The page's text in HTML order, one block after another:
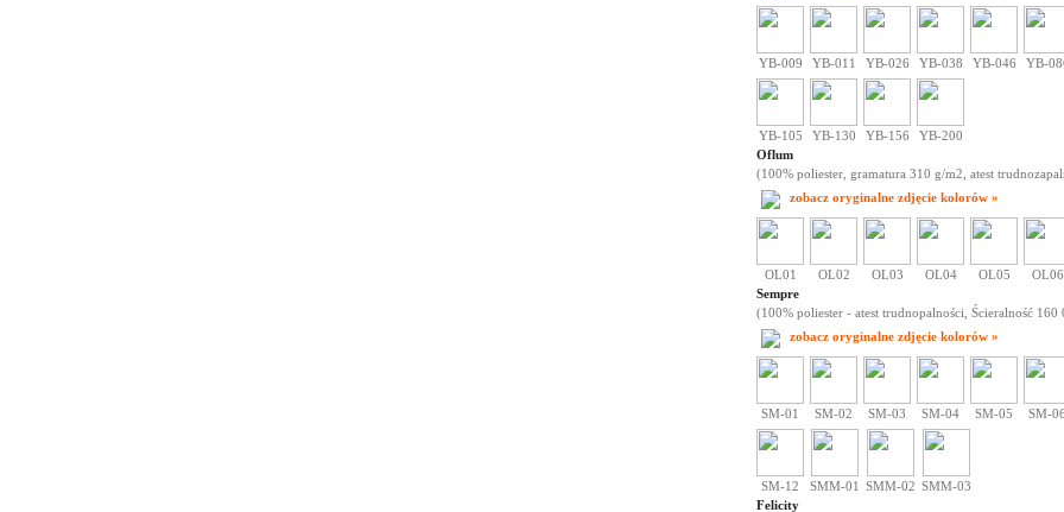
YB-009 YB-011 YB-026 YB-038 YB-046 YB-
YB-105 YB-130 YB-156
YB-200
Oflum
(100% poliester, gramatura 310 g/m2, atest
zobacz oryginalne zdjęcie kolorów »
OL01 OL02 OL03 OL04 OL05
OL06
Sempre
(100% poliester - atest trudnopalności, Ścieralność
zobacz oryginalne zdjęcie kolorów »
SM-01 SM-02 SM-03 SM-04 SM-05 SM-
SM-12 SMM-01 SMM-02 SMM-03
Felicity